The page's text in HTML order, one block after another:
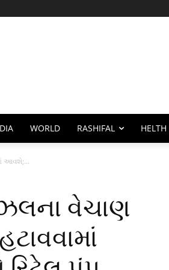
WORLD RASHIFAL HELTH
આવશે;...
વેચાણ